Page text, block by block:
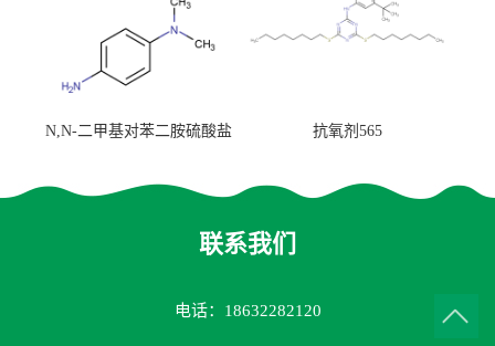
N,N-二甲基对苯二胺硫酸盐 抗氧剂565
联系我们
电话：18632282120